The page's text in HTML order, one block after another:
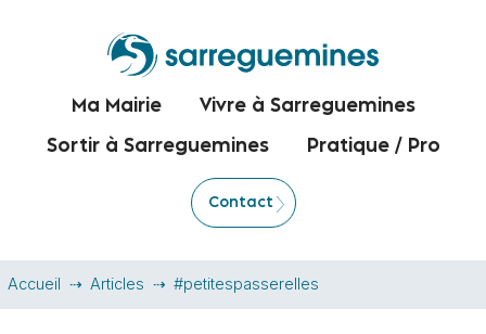
Ma Mairie Vivre à Sarreguemines
Sortir à Sarreguemines Pratique / Pro
Contact
Accueil Articles #petitespasserelles